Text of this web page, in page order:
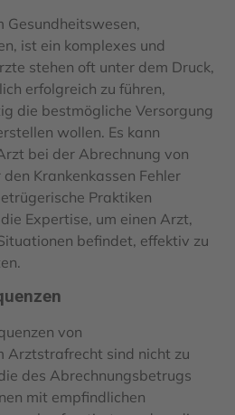
Gesundheitswesen,
ist ein komplexes und
stehen oft unter dem Druck,
erfolgreich zu führen,
die bestmögliche Versorgung
wollen. Es kann
bei der Abrechnung von
Krankenkassen Fehler
Praktiken
Expertise, um einen Arzt,
befindet, effektiv zu
von
Arztstrafrecht sind nicht zu
des Abrechnungsbetrugs
mit empfindlichen